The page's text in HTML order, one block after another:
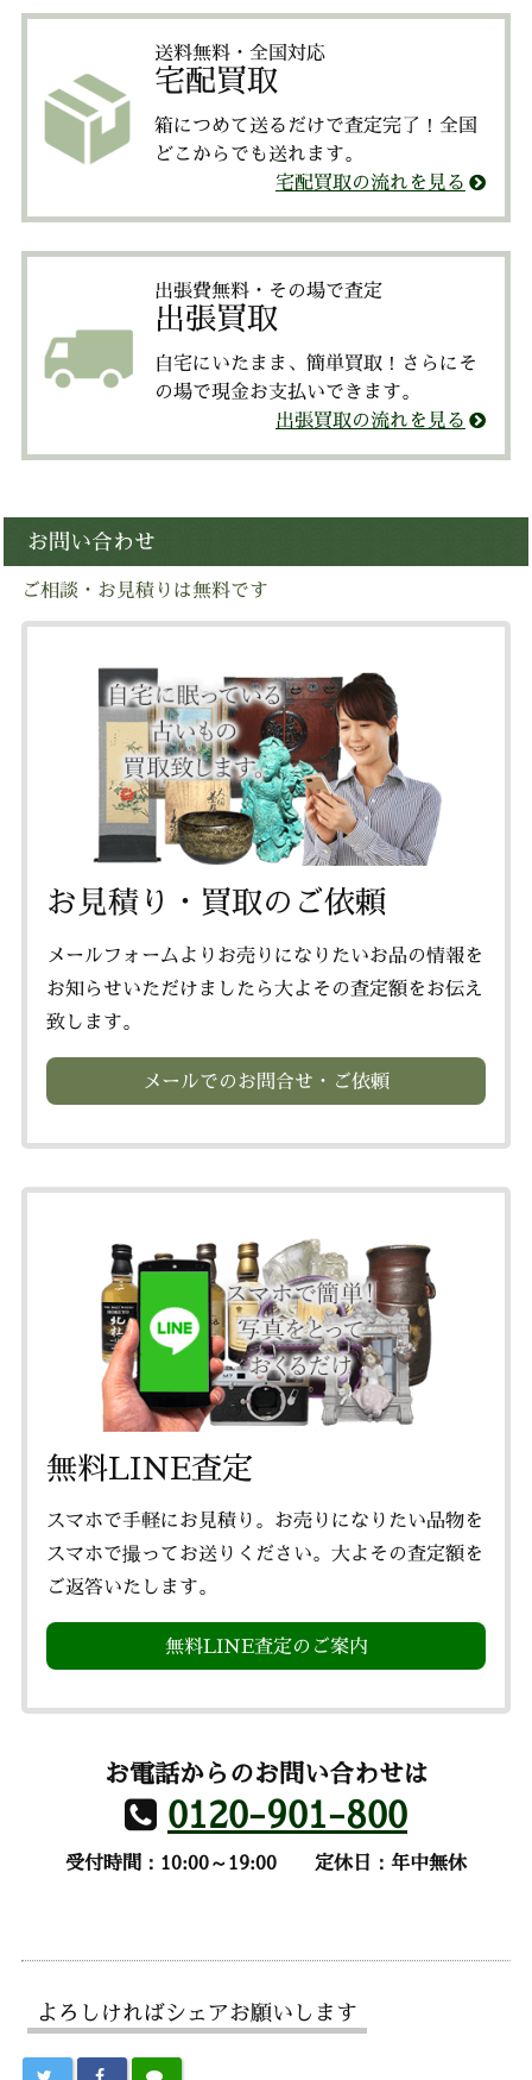
送料無料・全国対応
宅配買取
箱につめて送るだけで査定完了！全国
どこからでも送れます。
宅配買取の流れを見る
出張費無料・その場で査定
出張買取
自宅にいたまま、簡単買取！さらにそ
の場で現金お支払いできます。
出張買取の流れを見る
お問い合わせ
ご相談・お見積りは無料です
お見積り・買取のご依頼
メールフォームよりお売りになりたいお品の情報を
お知らせいただけましたら大よその査定額をお伝え
致します。
メールでのお問合せ・ご依頼
無料LINE査定
スマホで手軽にお見積り。お売りになりたい品物を
スマホで撮ってお送りください。大よその査定額を
ご返答いたします。
無料LINE査定のご案内
お電話からのお問い合わせは
0120-901-800
受付時間：10:00～19:00 定休日：年中無休
よろしければシェアお願いします